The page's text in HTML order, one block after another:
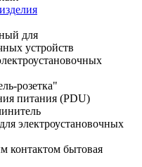
для
устройств
розетка"
питания (PDU)
электроустановочных
контактом бытовая